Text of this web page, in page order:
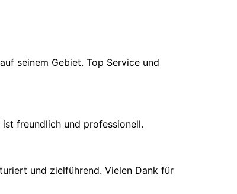
seinem Gebiet. Top Service und
freundlich und professionell.
und zielführend. Vielen Dank für